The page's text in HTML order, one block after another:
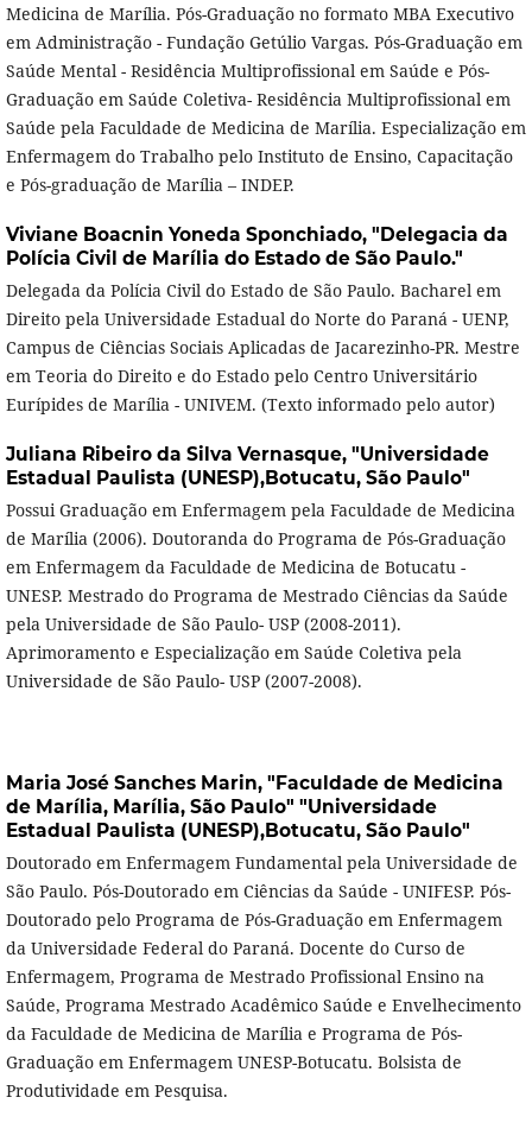
Medicina de Marília. Pós-Graduação no formato MBA Executivo
em Administração - Fundação Getúlio Vargas. Pós-Graduação em
Saúde Mental - Residência Multiprofissional em Saúde e Pós-
Graduação em Saúde Coletiva- Residência Multiprofissional em
Saúde pela Faculdade de Medicina de Marília. Especialização em
Enfermagem do Trabalho pelo Instituto de Ensino, Capacitação
e Pós-graduação de Marília – INDEP.
Viviane Boacnin Yoneda Sponchiado, "Delegacia da
Polícia Civil de Marília do Estado de São Paulo."
Delegada da Polícia Civil do Estado de São Paulo. Bacharel em
Direito pela Universidade Estadual do Norte do Paraná - UENP,
Campus de Ciências Sociais Aplicadas de Jacarezinho-PR. Mestre
em Teoria do Direito e do Estado pelo Centro Universitário
Eurípides de Marília - UNIVEM. (Texto informado pelo autor)
Juliana Ribeiro da Silva Vernasque, "Universidade
Estadual Paulista (UNESP),Botucatu, São Paulo"
Possui Graduação em Enfermagem pela Faculdade de Medicina
de Marília (2006). Doutoranda do Programa de Pós-Graduação
em Enfermagem da Faculdade de Medicina de Botucatu -
UNESP. Mestrado do Programa de Mestrado Ciências da Saúde
pela Universidade de São Paulo- USP (2008-2011).
Aprimoramento e Especialização em Saúde Coletiva pela
Universidade de São Paulo- USP (2007-2008).
Maria José Sanches Marin, "Faculdade de Medicina
de Marília, Marília, São Paulo" "Universidade
Estadual Paulista (UNESP),Botucatu, São Paulo"
Doutorado em Enfermagem Fundamental pela Universidade de
São Paulo. Pós-Doutorado em Ciências da Saúde - UNIFESP. Pós-
Doutorado pelo Programa de Pós-Graduação em Enfermagem
da Universidade Federal do Paraná. Docente do Curso de
Enfermagem, Programa de Mestrado Profissional Ensino na
Saúde, Programa Mestrado Acadêmico Saúde e Envelhecimento
da Faculdade de Medicina de Marília e Programa de Pós-
Graduação em Enfermagem UNESP-Botucatu. Bolsista de
Produtividade em Pesquisa.